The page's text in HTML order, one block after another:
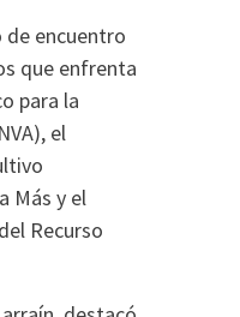
encuentro
que enfrenta
para la
el
Más y el
Recurso